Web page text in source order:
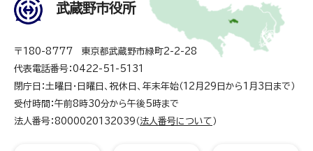
武蔵野市役所
〒180-8777 東京都武蔵野市緑町2-2-28
代表電話番号：0422-51-5131
閉庁日：土曜日・日曜日、祝休日、年末年始（12月29日から1月3日まで）
受付時間：午前8時30分から午後5時まで
法人番号：8000020132039（ 法人番号について ）